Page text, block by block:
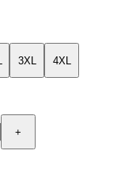
3XL 4XL
+